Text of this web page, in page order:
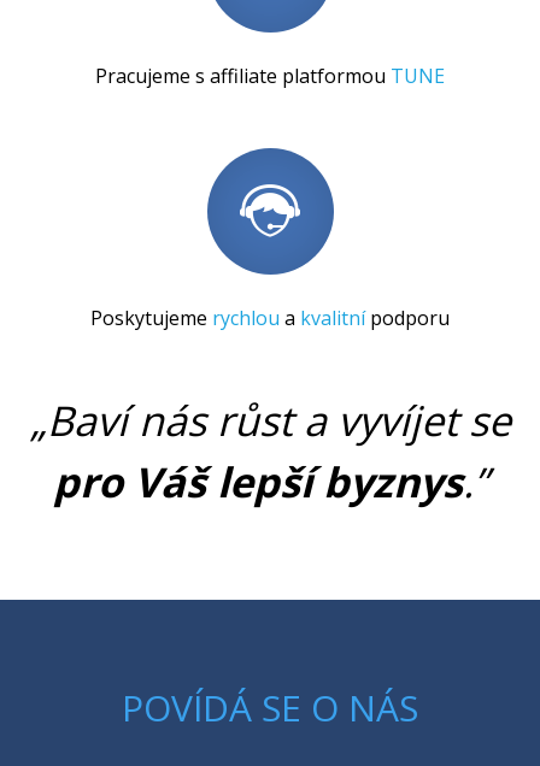
Pracujeme s affiliate platformou TUNE
Poskytujeme rychlou a kvalitnípodporu
„Baví nás růst a vyvíjet se
pro Váš lepší byznys.”
POVÍDÁ SE O NÁS